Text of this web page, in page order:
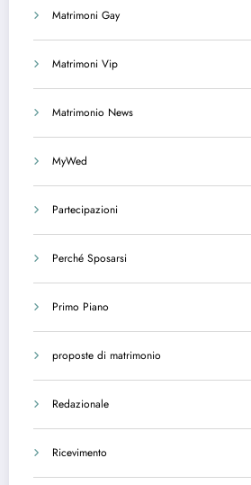
Matrimoni Gay
Matrimoni Vip
Matrimonio News
MyWed
Partecipazioni
Perché Sposarsi
Primo Piano
proposte di matrimonio
Redazionale
Ricevimento